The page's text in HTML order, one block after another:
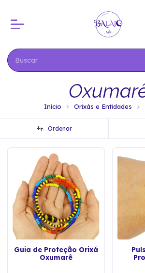
Início Orixás e Entidades
Ordenar
Guia de Proteção Orixá
Oxumarê